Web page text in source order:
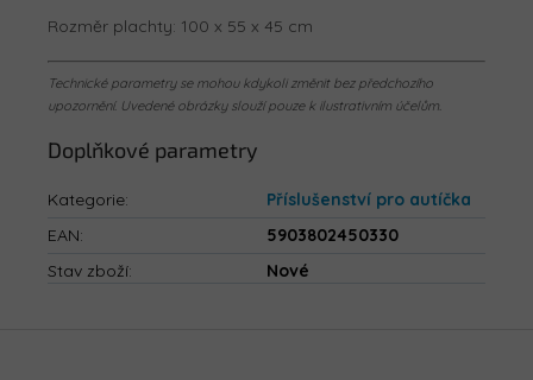
Rozměr plachty: 100 x 55 x 45 cm
Technické parametry se mohou kdykoli změnit bez předchozího
upozornění. Uvedené obrázky slouží pouze k ilustrativním účelům.
Doplňkové parametry
Kategorie:
Příslušenství pro autíčka
EAN:
5903802450330
Stav zboží: Nové